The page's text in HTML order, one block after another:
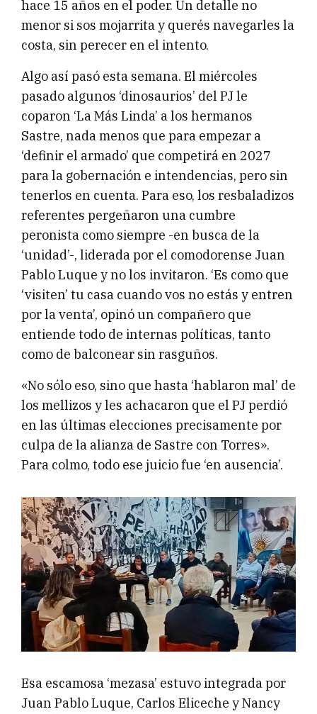
hace 15 años en el poder. Un detalle no
menor si sos mojarrita y querés navegarles la
costa, sin perecer en el intento.
Algo así pasó esta semana. El miércoles
pasado algunos ‘dinosaurios’ del PJ le
coparon ‘La Más Linda’ a los hermanos
Sastre, nada menos que para empezar a
‘definir el armado’ que competirá en 2027
para la gobernación e intendencias, pero sin
tenerlos en cuenta. Para eso, los resbaladizos
referentes pergeñaron una cumbre
peronista como siempre -en busca de la
‘unidad’-, liderada por el comodorense Juan
Pablo Luque y no los invitaron. ‘Es como que
‘visiten’ tu casa cuando vos no estás y entren
por la venta’, opinó un compañero que
entiende todo de internas políticas, tanto
como de balconear sin rasguños.
«No sólo eso, sino que hasta ‘hablaron mal’ de
los mellizos y les achacaron que el PJ perdió
en las últimas elecciones precisamente por
culpa de la alianza de Sastre con Torres».
Para colmo, todo ese juicio fue ‘en ausencia’.
Esa escamosa ‘mezasa’ estuvo integrada por
Juan Pablo Luque, Carlos Eliceche y Nancy